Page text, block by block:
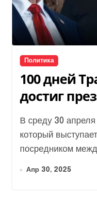
Политика
100 дней
достиг
Украине
В среду 30 апреля Дональд Трамп,
который
посредником
Апр 30, 2025